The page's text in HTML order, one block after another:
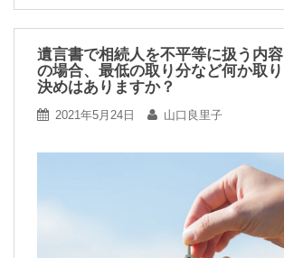
遺言書で相続人を不平等に扱う内容
の場合、最低の取り分など何か取り
決めはありますか？
2021年5月24日 山口良里子